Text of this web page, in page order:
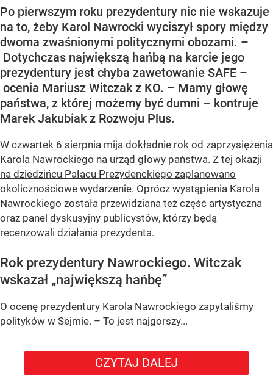
Po pierwszym roku prezydentury nic nie wskazuje
na to, żeby Karol Nawrocki wyciszył spory między
dwoma zwaśnionymi politycznymi obozami. –
Dotychczas największą hańbą na karcie jego
prezydentury jest chyba zawetowanie SAFE –
ocenia Mariusz Witczak z KO. – Mamy głowę
państwa, z której możemy być dumni – kontruje
Marek Jakubiak z Rozwoju Plus.
W czwartek 6 sierpnia mija dokładnie rok od zaprzysiężenia
Karola Nawrockiego na urząd głowy państwa. Z tej okazji
na dziedzińcu Pałacu Prezydenckiego zaplanowano
okolicznościowe wydarzenie. Oprócz wystąpienia Karola
Nawrockiego została przewidziana też część artystyczna
oraz panel dyskusyjny publicystów, którzy będą
recenzowali działania prezydenta.
Rok prezydentury Nawrockiego. Witczak
wskazał „największą hańbę”
O ocenę prezydentury Karola Nawrockiego zapytaliśmy
polityków w Sejmie. – To jest najgorszy...
CZYTAJ DALEJ